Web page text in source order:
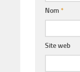
Nom *
Site web